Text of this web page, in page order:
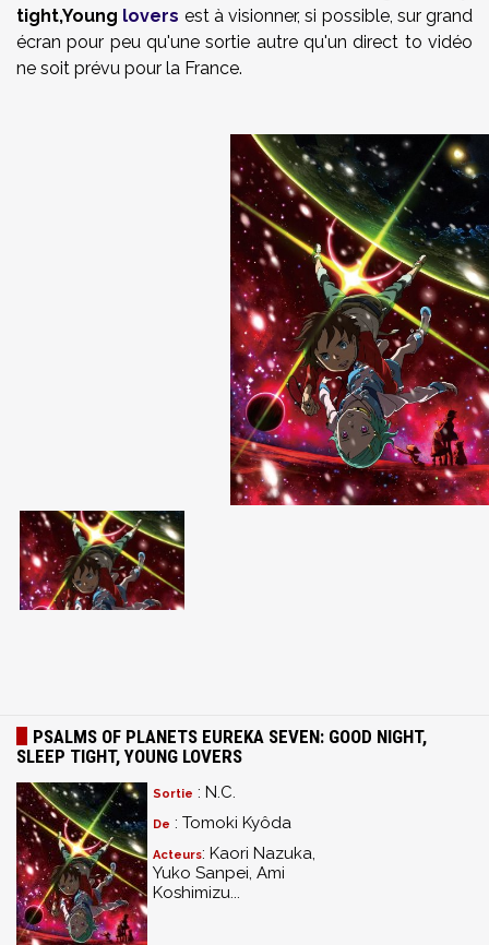
tight,Young lovers est à visionner, si possible, sur grand
écran pour peu qu'une sortie autre qu'un direct to vidéo
ne soit prévu pour la France.
PSALMS OF PLANETS EUREKA SEVEN: GOOD NIGHT,
SLEEP TIGHT, YOUNG LOVERS
Sortie : N.C.
De : Tomoki Kyôda
Acteurs: Kaori Nazuka,
Yuko Sanpei, Ami
Koshimizu...